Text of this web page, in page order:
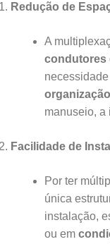
Redução de
A
condutores
organização
manuseio, a
Facilidade de
Por ter
única
instalação,
ou em